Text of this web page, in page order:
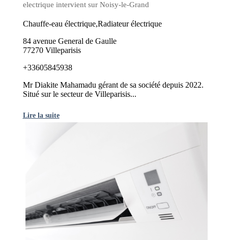
electrique intervient sur Noisy-le-Grand
Chauffe-eau électrique,Radiateur électrique
84 avenue General de Gaulle
77270 Villeparisis
+33605845938
Mr Diakite Mahamadu gérant de sa société depuis 2022.
Situé sur le secteur de Villeparisis...
Lire la suite